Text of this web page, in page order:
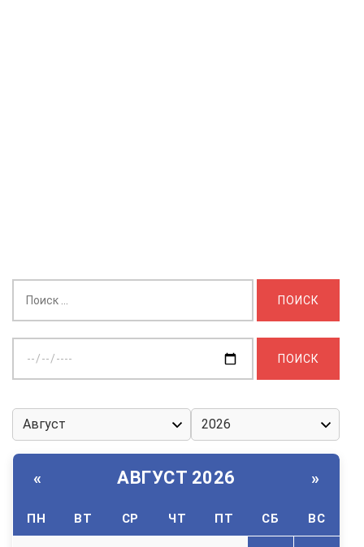
дату:
« АВГУСТ 2026 »
ПН ВТ СР ЧТ ПТ СБ ВС